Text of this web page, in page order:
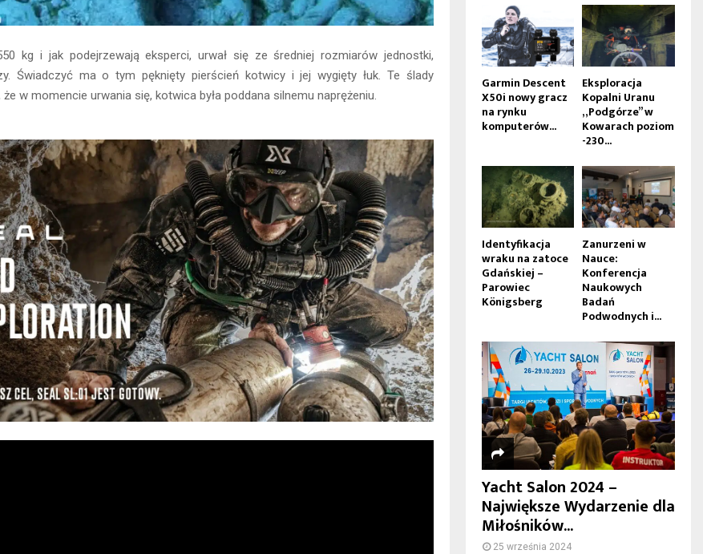
kg i jak podejrzewają eksperci, urwał się ze średniej rozmiarów jednostki,
Świadczyć ma o tym pęknięty pierścień kotwicy i jej wygięty łuk. Te ślady
że w momencie urwania się, kotwica była poddana silnemu naprężeniu.
Garmin Descent
X50i nowy gracz
na rynku
komputerów...
Eksploracja
Kopalni Uranu
„Podgórze” w
Kowarach poziom
-230...
Identyfikacja
wraku na zatoce
Gdańskiej –
Parowiec
Königsberg
Zanurzeni w
Nauce:
Konferencja
Naukowych
Badań
Podwodnych i...
Yacht Salon 2024 –
Największe Wydarzenie dla
Miłośników...
25 września 2024